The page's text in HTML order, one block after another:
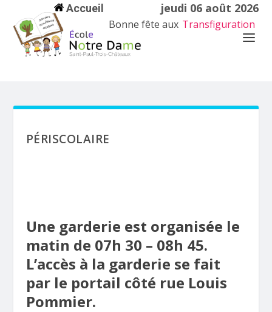
Accueil jeudi 06 août 2026
Bonne fête aux Transfiguration
PÉRISCOLAIRE
Une garderie est organisée le
matin de 07h 30 – 08h 45.
L’accès à la garderie se fait
par le portail côté rue Louis
Pommier.